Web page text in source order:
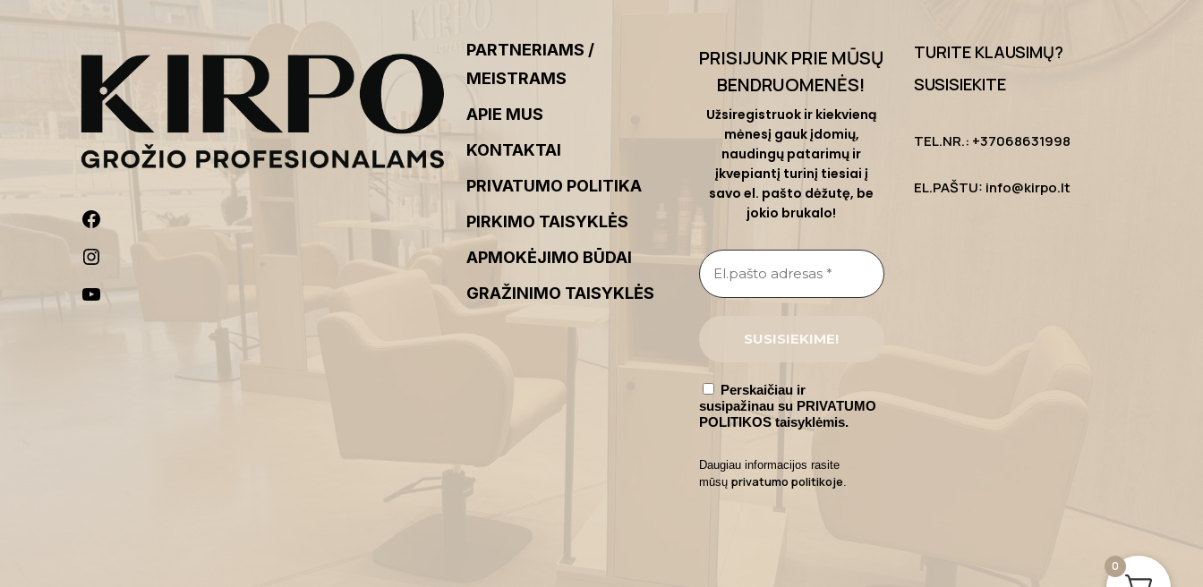
PARTNERIAMS /
MEISTRAMS
APIE MUS
KONTAKTAI
PRIVATUMO POLITIKA
PIRKIMO TAISYKLĖS
APMOKĖJIMO BŪDAI
GRAŽINIMO TAISYKLĖS
PRISIJUNK PRIE MŪSŲ
BENDRUOMENĖS!
Užsiregistruok ir kiekvieną
mėnesį gauk įdomių,
naudingų patarimų ir
įkvepiantį turinį tiesiai į
savo el. pašto dėžutę, be
jokio brukalo!
Perskaičiau ir
susipažinau su PRIVATUMO
POLITIKOS taisyklėmis.
Daugiau informacijos rasite
mūsų privatumo politikoje.
TURITE KLAUSIMŲ?
SUSISIEKITE
TEL.NR.: +37068631998
EL.PAŠTU: info@kirpo.lt
0